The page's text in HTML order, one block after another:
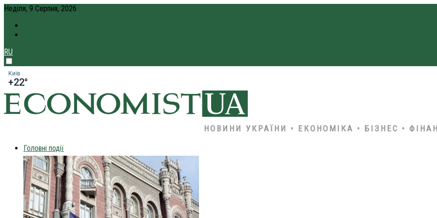
Неділя, 9 Серпня, 2026
RU
Київ
+22°
НОВИНИ УКРАЇНИ • ЕКОНОМІКА • БІЗНЕС •
Головні події